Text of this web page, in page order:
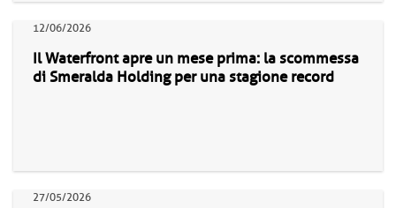
12/06/2026
Il Waterfront apre un mese prima: la scommessa
di Smeralda Holding per una stagione record
27/05/2026